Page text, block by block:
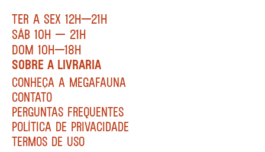
TER A SEX 12H—21H
SÁB 10H — 21H
DOM 10H—18H
SOBRE A LIVRARIA
CONHEÇA A MEGAFAUNA
CONTATO
PERGUNTAS FREQUENTES
POLÍTICA DE PRIVACIDADE
TERMOS DE USO